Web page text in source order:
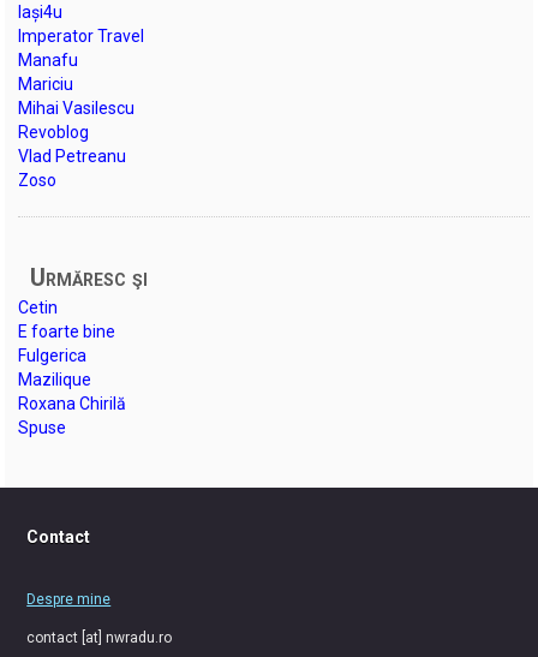
Iași4u
Imperator Travel
Manafu
Mariciu
Mihai Vasilescu
Revoblog
Vlad Petreanu
Zoso
Urmăresc şi
Cetin
E foarte bine
Fulgerica
Mazilique
Roxana Chirilă
Spuse
Contact
Despre mine
contact [at] nwradu.ro